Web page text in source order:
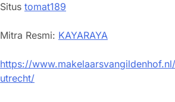
Situs tomat189
Mitra Resmi: KAYARAYA
https://
utrecht/